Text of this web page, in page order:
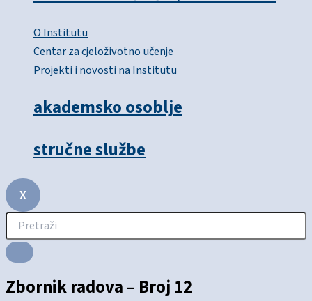
O Institutu
Centar za cjeloživotno učenje
Projekti i novosti na Institutu
akademsko osoblje
stručne službe
X
Zbornik radova – Broj 12